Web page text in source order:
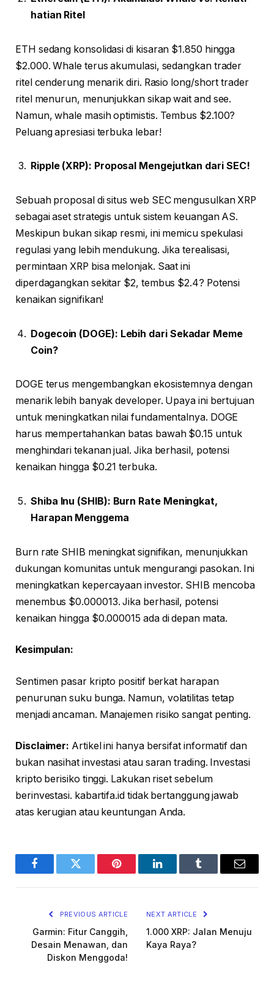
hatian Ritel
ETH sedang konsolidasi di kisaran $1.850 hingga
$2.000. Whale terus akumulasi, sedangkan trader
ritel cenderung menarik diri. Rasio long/short trader
ritel menurun, menunjukkan sikap wait and see.
Namun, whale masih optimistis. Tembus $2.100?
Peluang apresiasi terbuka lebar!
Ripple (XRP): Proposal Mengejutkan dari SEC!
Sebuah proposal di situs web SEC mengusulkan XRP
sebagai aset strategis untuk sistem keuangan AS.
Meskipun bukan sikap resmi, ini memicu spekulasi
regulasi yang lebih mendukung. Jika terealisasi,
permintaan XRP bisa melonjak. Saat ini
diperdagangkan sekitar $2, tembus $2.4? Potensi
kenaikan signifikan!
Dogecoin (DOGE): Lebih dari Sekadar Meme
Coin?
DOGE terus mengembangkan ekosistemnya dengan
menarik lebih banyak developer. Upaya ini bertujuan
untuk meningkatkan nilai fundamentalnya. DOGE
harus mempertahankan batas bawah $0.15 untuk
menghindari tekanan jual. Jika berhasil, potensi
kenaikan hingga $0.21 terbuka.
Shiba Inu (SHIB): Burn Rate Meningkat,
Harapan Menggema
Burn rate SHIB meningkat signifikan, menunjukkan
dukungan komunitas untuk mengurangi pasokan. Ini
meningkatkan kepercayaan investor. SHIB mencoba
menembus $0.000013. Jika berhasil, potensi
kenaikan hingga $0.000015 ada di depan mata.
Kesimpulan:
Sentimen pasar kripto positif berkat harapan
penurunan suku bunga. Namun, volatilitas tetap
menjadi ancaman. Manajemen risiko sangat penting.
Disclaimer: Artikel ini hanya bersifat informatif dan
bukan nasihat investasi atau saran trading. Investasi
kripto berisiko tinggi. Lakukan riset sebelum
berinvestasi. kabartifa.id tidak bertanggung jawab
atas kerugian atau keuntungan Anda.
FacebookTwitter Pinterest LinkedInTumblr Email
PREVIOUS ARTICLE
Garmin: Fitur Canggih,
Desain Menawan, dan
Diskon Menggoda!
NEXT ARTICLE
1.000 XRP: Jalan Menuju
Kaya Raya?